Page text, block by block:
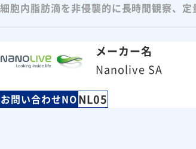
細胞内脂肪滴を非侵襲的に長時間観察、定
メーカー名
Nanolive SA
お問い合わせNONL05